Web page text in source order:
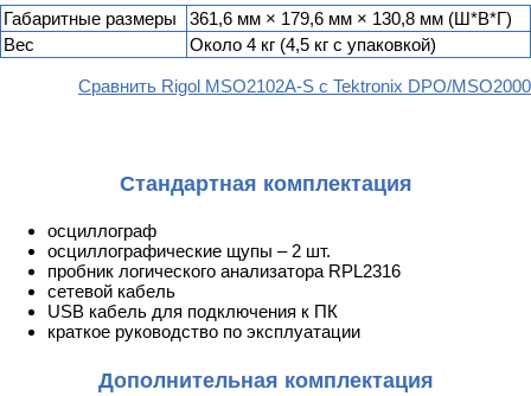
Габаритные размеры
361,6 мм × 179,6 мм × 130,8 мм (Ш*В*Г)
Вес
Около 4 кг (4,5 кг с упаковкой)
Сравнить Rigol MSO2102A-S с Tektronix DPO/MSO2000
Стандартная комплектация
осциллограф
осциллографические щупы – 2 шт.
пробник логического анализатора RPL2316
сетевой кабель
USB кабель для подключения к ПК
краткое руководство по эксплуатации
Дополнительная комплектация